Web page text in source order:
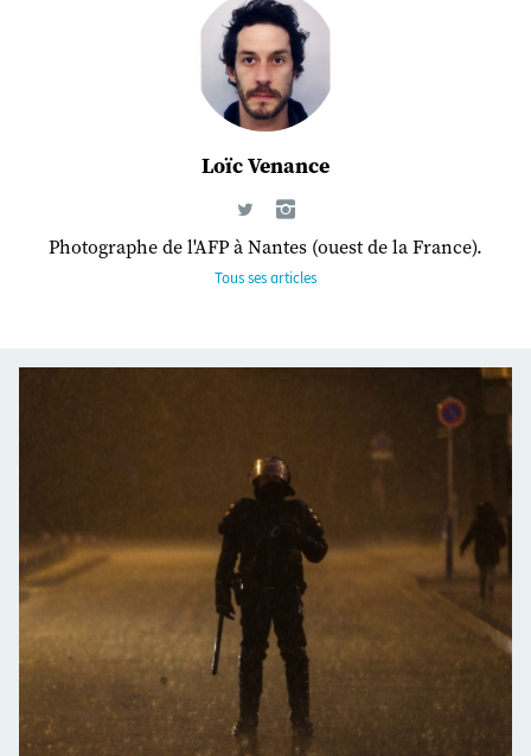
Loïc Venance
Photographe de l'AFP à Nantes (ouest de la France).
Tous ses articles